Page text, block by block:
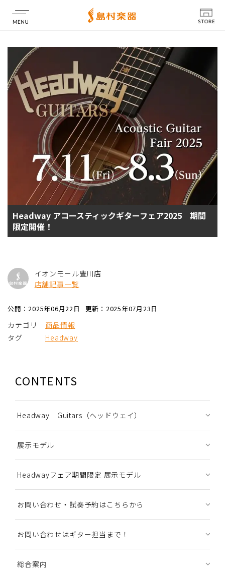
店舗情報
Headway アコースティックギターフェア2025 期間
限定開催！
イオンモール豊川店
店舗記事一覧
公開：2025年06月22日 更新：2025年07月23日
カテゴリ
商品情報
タグ
Headway
CONTENTS
Headway Guitars（ヘッドウェイ）
展示モデル
Headwayフェア期間限定 展示モデル
お問い合わせ・試奏予約はこちらから
お問い合わせはギター担当まで！
総合案内